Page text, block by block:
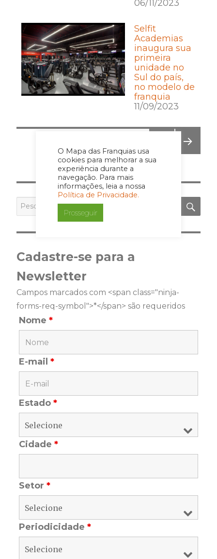
O Mapa das Franquias usa
cookies para melhorar a sua
experiência durante a
navegação. Para mais
informações, leia a nossa
Política de Privacidade.
Prosseguir
06/11/2023
Selfit
Academias
inaugura sua
primeira
unidade no
Sul do país,
no modelo de
franquia
11/09/2023
pagination
PÁGI
NA
por:
Cadastre-se para a
Newsletter
Campos marcados com <span class="ninja-
forms-req-symbol">*</span> são requeridos
Nome*
E-mail*
Estado*
Cidade*
Setor*
Periodicidade*